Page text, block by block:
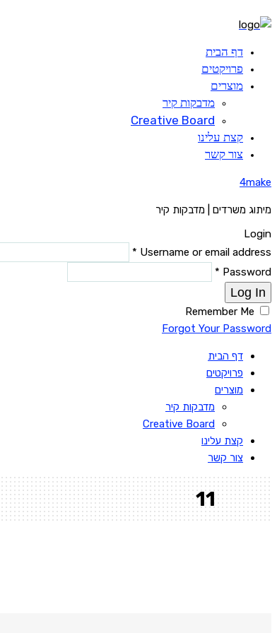
Skip
to
contentדף הבית
פרויקטים
מוצרים
מדבקות קיר
Creative Board
קצת עלינו
צור קשר
4make
מיתוג משרדים | מדבקות קיר
Login
Username or email address *
Password *
Log In
Forgot Your Password
דף הבית
פרויקטים
מוצרים
מדבקות קיר
Creative Board
קצת עלינו
צור קשר
11